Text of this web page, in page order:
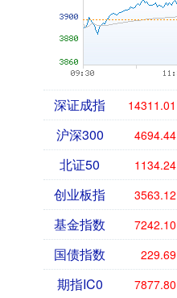
深证成指 14311.01
沪深300 4694.44
北证50 1134.24
创业板指 3563.12
基金指数 7242.10
国债指数 229.69
期指IC0 7877.80